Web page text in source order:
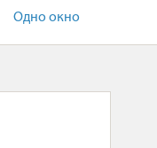
Одно окно